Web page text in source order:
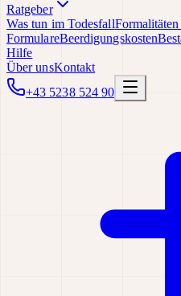
Ratgeber
Was tun im Todesfall
FormulareBeerdigungskosten
Hilfe
Über unsKontakt
+43 5238 524 90